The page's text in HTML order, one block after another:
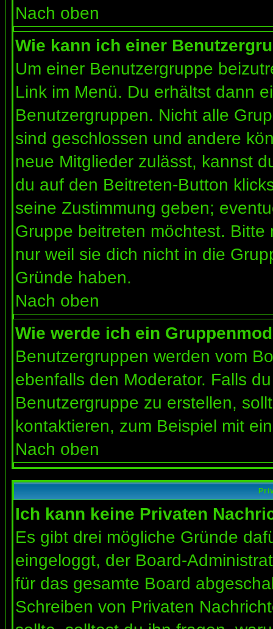
Nach oben
Wie kann ich einer
Um einer Benutzergruppe
Link im Menü. Du erhältst dann
Benutzergruppen. Nicht alle
sind geschlossen und andere
neue Mitglieder zulässt, kannst
du auf den Beitreten-Button
seine Zustimmung geben;
Gruppe beitreten möchtest.
nur weil sie dich nicht in die
Gründe haben.
Nach oben
Wie werde ich ein
Benutzergruppen werden vom
ebenfalls den Moderator. Falls
Benutzergruppe zu erstellen,
kontaktieren, zum Beispiel mit
Nach oben
Ich kann keine Privaten
Es gibt drei mögliche Gründe
eingeloggt, der Board-
für das gesamte Board
Schreiben von Privaten